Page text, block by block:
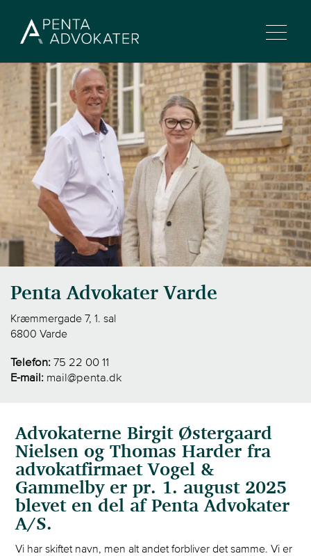
Penta Advokater Varde
Kræmmergade 7, 1. sal
6800 Varde
Telefon: 75 22 00 11
E-mail: mail@penta.dk
Advokaterne Birgit Østergaard
Nielsen og Thomas Harder fra
advokatfirmaet Vogel &
Gammelby er pr. 1. august 2025
blevet en del af Penta Advokater
A/S.
Vi har skiftet navn, men alt andet forbliver det samme. Vi er